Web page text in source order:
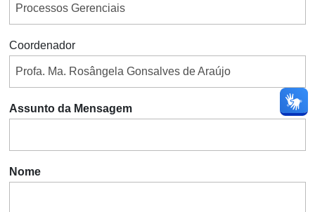
Coordenador
Assunto da Mensagem
Nome